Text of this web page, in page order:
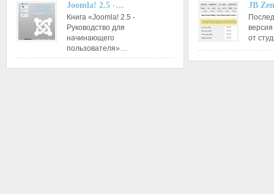
Joomla! 2.5 -…
Книга «Joomla! 2.5 -
Руководство для
начинающего
пользователя»…
JB
от